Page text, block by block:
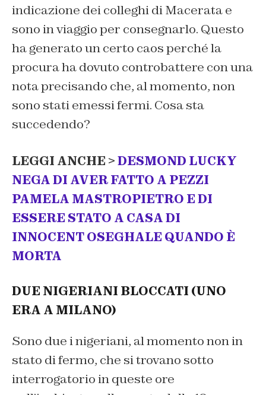
indicazione dei colleghi di Macerata e
sono in viaggio per consegnarlo. Questo
ha generato un certo caos perché la
procura ha dovuto controbattere con una
nota precisando che, al momento, non
sono stati emessi fermi. Cosa sta
succedendo?
LEGGI ANCHE >DESMOND LUCKY
NEGA DI AVER FATTO A PEZZI
PAMELA MASTROPIETRO E DI
ESSERE STATO A CASA DI
INNOCENT OSEGHALE QUANDO È
MORTA
DUE NIGERIANI BLOCCATI (UNO
ERA A MILANO)
Sono due i nigeriani, al momento non in
stato di fermo, che si trovano sotto
interrogatorio in queste ore